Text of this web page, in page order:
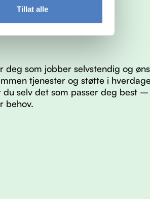
Tillat alle
deg som jobber selvstendig og
tjenester og støtte i
du selv det som passer deg best
behov.